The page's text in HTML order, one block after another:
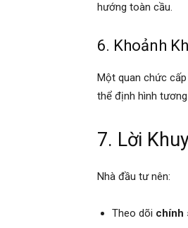
hướng toàn cầu.
6. Khoảnh
Một quan chức
thể định hình
7. Lời
Nhà đầu tư nên:
Theo dõi chính